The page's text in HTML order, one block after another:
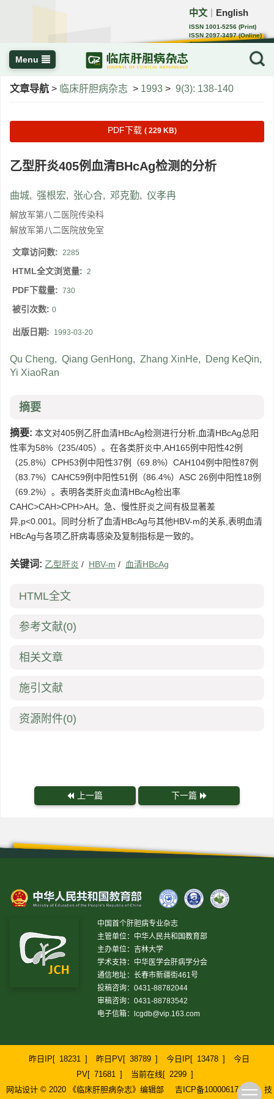
中文 English
ISSN 1001-5256 (Print)
ISSN 2097-3497 (Online)
CN 22-1108/R
Menu
文章导航 > 临床肝胆病杂志 > 1993 > 9(3): 138-140
PDF下载 ( 229 KB)
乙型肝炎405例血清BHcAg检测的分析
曲城, 强根宏, 张心合, 邓克勤, 仪孝冉
解放军第八二医院传染科
解放军第八二医院放免室
文章访问数: 2285
HTML全文浏览量: 2
PDF下载量: 730
被引次数: 0
出版日期: 1993-03-20
Qu Cheng, Qiang GenHong, Zhang XinHe, Deng KeQin,
Yi XiaoRan
摘要
摘要: 本文对405例乙肝血清HBcAg检测进行分析,血清HBcAg总阳
性率为58%（235/405）。在各类肝炎中,AH165例中阳性42例
（25.8%）CPH53例中阳性37例（69.8%）CAH104例中阳性87例
（83.7%）CAHC59例中阳性51例（86.4%）ASC 26例中阳性18例
（69.2%）。表明各类肝炎血清HBcAg检出率
CAHC>CAH>CPH>AH。急、慢性肝炎之间有极显著差
异,p<0.001。同时分析了血清HBcAg与其他HBV-m的关系,表明血清
HBcAg与各项乙肝病毒感染及复制指标是一致的。
关键词: 乙型肝炎 / HBV-m / 血清HBcAg
HTML全文
参考文献(0)
相关文章
施引文献
资源附件(0)
上一篇 下一篇
中国首个肝胆病专业杂志
主管单位：中华人民共和国教育部
主办单位：吉林大学
学术支持：中华医学会肝病学分会
通信地址：长春市新疆街461号
投稿咨询：0431-88782044
审稿咨询：0431-88783542
电子信箱：
lcgdb@vip.163.com
昨日IP[ 18231 ] 昨日PV[ 38789 ] 今日IP[ 13478 ]
今日
PV[ 71681 ] 当前在线[ 2299 ]
网站设计 © 2020 《临床肝胆病杂志》编辑部
吉ICP备10000617号-1 技